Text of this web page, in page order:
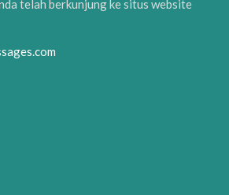
telah berkunjung ke situs website